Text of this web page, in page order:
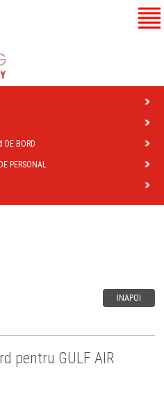
DE BORD
PERSONAL
INAPOI
pentru GULF AIR